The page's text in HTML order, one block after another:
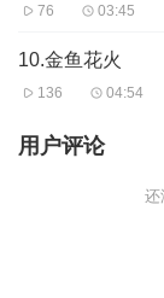
76 03:45
10.金鱼花火
136 04:54
用户评论
还